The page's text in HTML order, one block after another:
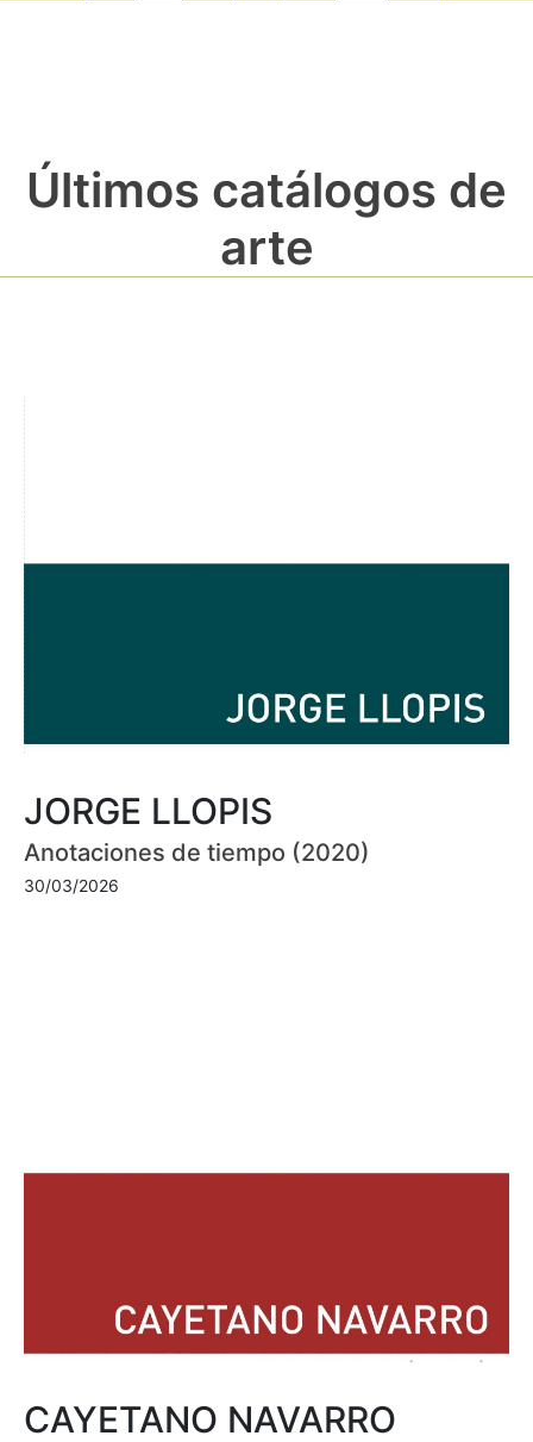
Últimos catálogos de
arte
JORGE LLOPIS
Anotaciones de tiempo (2020)
30/03/2026
CAYETANO NAVARRO